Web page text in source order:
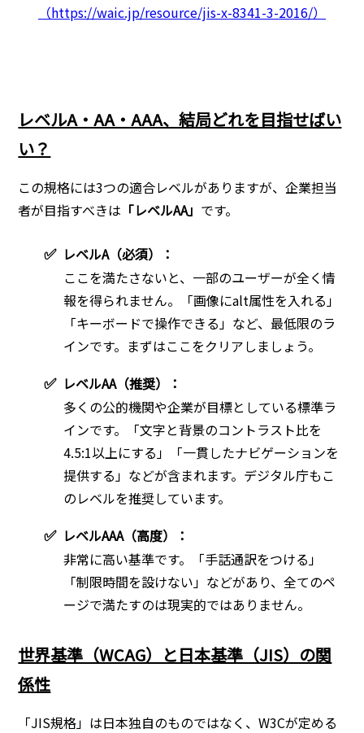
（https://waic.jp/resource/jis-x-8341-3-2016/）
レベルA・AA・AAA、結局どれを目指せばい
い？
この規格には3つの適合レベルがありますが、企業担当
者が目指すべきは 「レベルAA」 です。
✅ レベルA（必須）：
ここを満たさないと、一部のユーザーが全く情
報を得られません。「画像にalt属性を入れる」
「キーボードで操作できる」など、最低限のラ
インです。まずはここをクリアしましょう。
✅ レベルAA（推奨）：
多くの公的機関や企業が目標としている標準ラ
インです。「文字と背景のコントラスト比を
4.5:1以上にする」「一貫したナビゲーションを
提供する」などが含まれます。デジタル庁もこ
のレベルを推奨しています。
✅ レベルAAA（高度）：
非常に高い基準です。「手話通訳をつける」
「制限時間を設けない」などがあり、全てのペ
ージで満たすのは現実的ではありません。
世界基準（WCAG）と日本基準（JIS）の関
係性
「JIS規格」は日本独自のものではなく、W3Cが定める